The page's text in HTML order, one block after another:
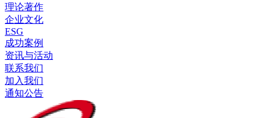
理论著作
企业文化
ESG
成功案例
资讯与活动
联系我们
加入我们
通知公告